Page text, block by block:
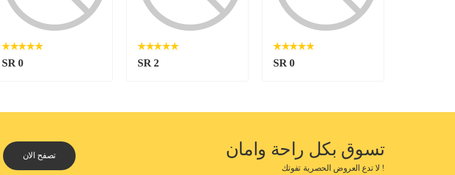
SR 0 SR 2 SR 0
تسوق بكل راحة وامان
! لا تدع العروض الحصرية تفوتك
تصفح الان